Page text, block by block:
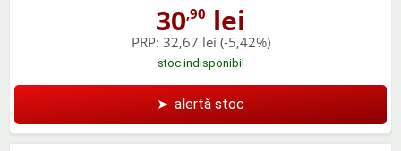
30,90 lei
PRP: 32,67 lei (-5,42%)
stoc indisponibil
➤ alertă stoc